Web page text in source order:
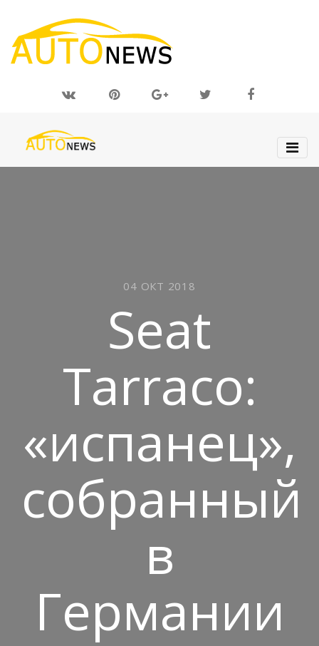
04 ОКТ 2018
Seat
Tarraco:
«испанец»,
собранный
в
Германии